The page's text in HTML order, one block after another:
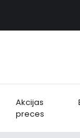
Akcijas
preces